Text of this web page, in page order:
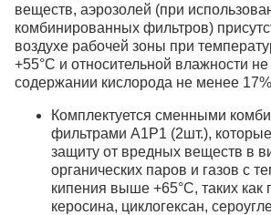
веществ, аэрозолей (при
комбинированных фильтров)
воздухе рабочей зоны при
+55°C и относительной влажности
содержании кислорода не менее
Комплектуется сменными
фильтрами А1Р1 (2шт.),
защиту от вредных веществ в
органических паров и газов с
кипения выше +65°C, таких как
керосина, циклогексан,